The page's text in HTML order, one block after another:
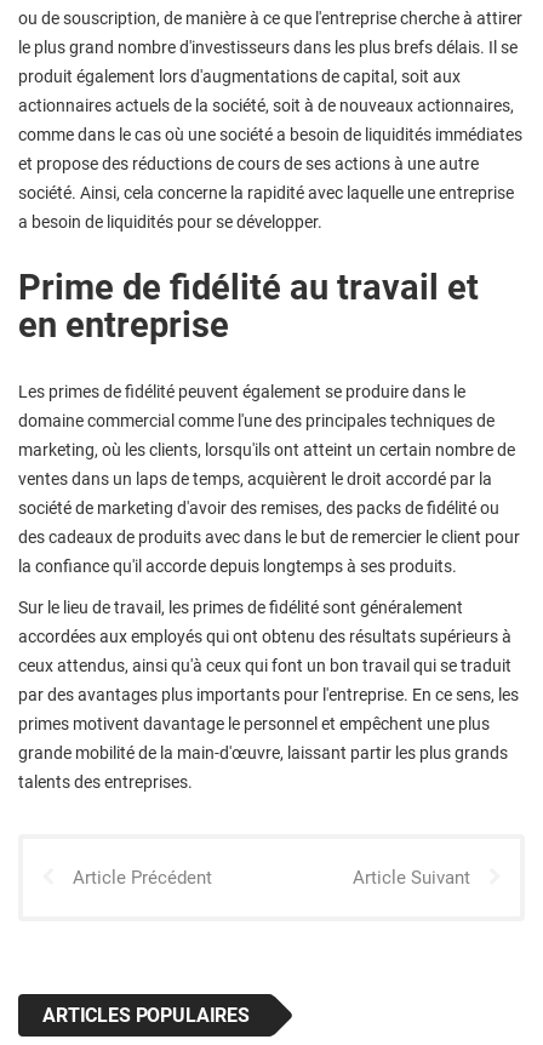
ou de souscription, de manière à ce que l'entreprise cherche à attirer
le plus grand nombre d'investisseurs dans les plus brefs délais. Il se
produit également lors d'augmentations de capital, soit aux
actionnaires actuels de la société, soit à de nouveaux actionnaires,
comme dans le cas où une société a besoin de liquidités immédiates
et propose des réductions de cours de ses actions à une autre
société. Ainsi, cela concerne la rapidité avec laquelle une entreprise
a besoin de liquidités pour se développer.
Prime de fidélité au travail et
en entreprise
Les primes de fidélité peuvent également se produire dans le
domaine commercial comme l'une des principales techniques de
marketing, où les clients, lorsqu'ils ont atteint un certain nombre de
ventes dans un laps de temps, acquièrent le droit accordé par la
société de marketing d'avoir des remises, des packs de fidélité ou
des cadeaux de produits avec dans le but de remercier le client pour
la confiance qu'il accorde depuis longtemps à ses produits.
Sur le lieu de travail, les primes de fidélité sont généralement
accordées aux employés qui ont obtenu des résultats supérieurs à
ceux attendus, ainsi qu'à ceux qui font un bon travail qui se traduit
par des avantages plus importants pour l'entreprise. En ce sens, les
primes motivent davantage le personnel et empêchent une plus
grande mobilité de la main-d'œuvre, laissant partir les plus grands
talents des entreprises.
Article Précédent Article Suivant
ARTICLES POPULAIRES